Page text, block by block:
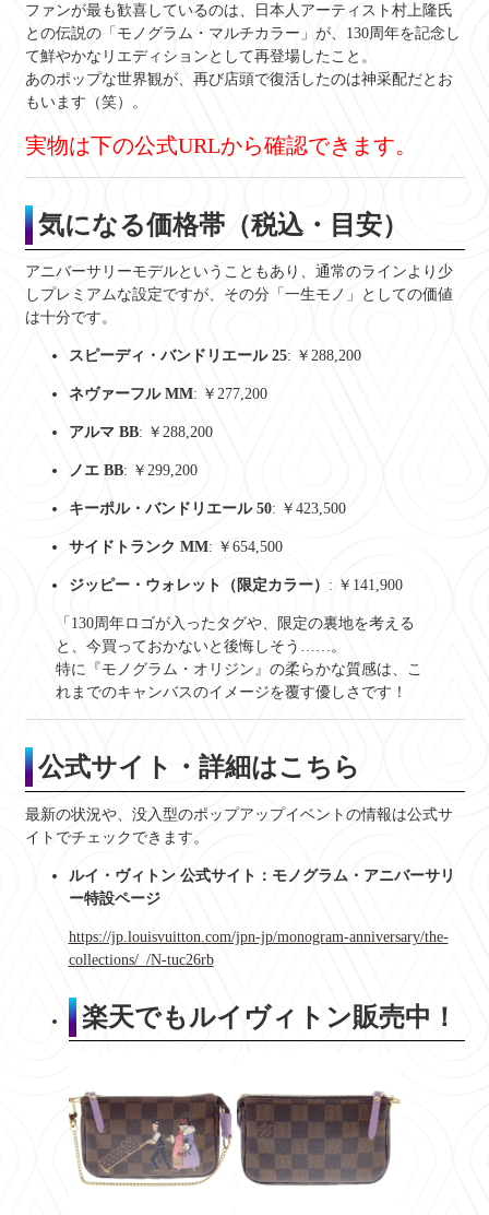
ファンが最も歓喜しているのは、日本人アーティスト村上隆氏
との伝説の「モノグラム・マルチカラー」が、130周年を記念し
て鮮やかなリエディションとして再登場したこと。
あのポップな世界観が、再び店頭で復活したのは神采配だとお
もいます（笑）。
実物は下の公式URLから確認できます。
気になる価格帯（税込・目安）
アニバーサリーモデルということもあり、通常のラインより少
しプレミアムな設定ですが、その分「一生モノ」としての価値
は十分です。
スピーディ・バンドリエール 25: ￥288,200
ネヴァーフル MM: ￥277,200
アルマ BB: ￥288,200
ノエ BB: ￥299,200
キーポル・バンドリエール 50: ￥423,500
サイドトランク MM: ￥654,500
ジッピー・ウォレット（限定カラー） : ￥141,900
「130周年ロゴが入ったタグや、限定の裏地を考える
と、今買っておかないと後悔しそう……。
特に『モノグラム・オリジン』の柔らかな質感は、こ
れまでのキャンバスのイメージを覆す優しさです！
公式サイト・詳細はこちら
最新の状況や、没入型のポップアップイベントの情報は公式サ
イトでチェックできます。
ルイ・ヴィトン 公式サイト：モノグラム・アニバーサリ
ー特設ページ
https://jp.louisvuitton.com/jpn-jp/monogram-anniversary/the-
collections/_/N-tuc26rb
楽天でもルイヴィトン販売中！